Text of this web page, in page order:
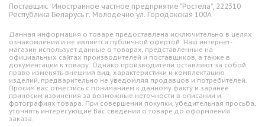
Поставщик: Иностранное частное предприятие "Ростела", 222310
Республика Беларусь г. Молодечно ул. Городокская 100А
Данная информация о товаре предоставлена исключительно в целях
ознакомления и не является публичной офертой. Наш интернет-
магазин использует данные о товарах, представленные на
официальных сайтах производителей и поставщиков, а также в
документации к товару. Однако производители оставляют за собой
право изменять внешний вид, характеристики и комплектацию
изделий, предварительно не уведомляя продавцов и потребителей.
Просим вас отнестись с пониманием к данному факту и заранее
приносим извинения за возможные неточности в описании и
фотографиях товара. При совершении покупки, убедительная просьба,
уточнять интересующие Вас сведения о товаре до оформления
заказа.